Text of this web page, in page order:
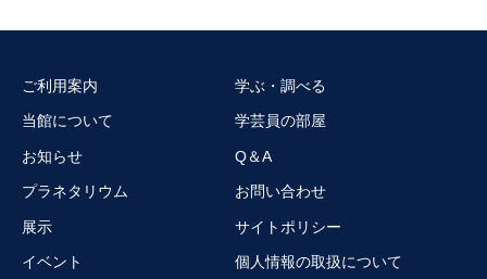
ご利用案内
当館について
お知らせ
プラネタリウム
展示
イベント
学ぶ・調べる
学芸員の部屋
Q＆A
お問い合わせ
サイトポリシー
個人情報の取扱について